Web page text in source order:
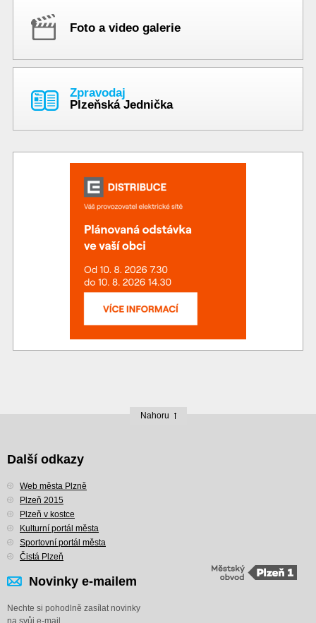
Foto a video galerie
Zpravodaj
Plzeňská Jednička
Nahoru
Další odkazy
Web města Plzně
Plzeň 2015
Plzeň v kostce
Kulturní portál města
Sportovní portál města
Čistá Plzeň
Novinky e-mailem
Nechte si pohodlně zasílat novinky
na svůj e-mail